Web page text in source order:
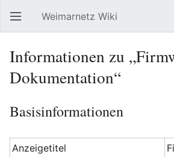
Hauptmenü öffnen Weimarnetz Wiki
Informationen zu
Dokumentation“
Basisinformationen
Anzeigetitel